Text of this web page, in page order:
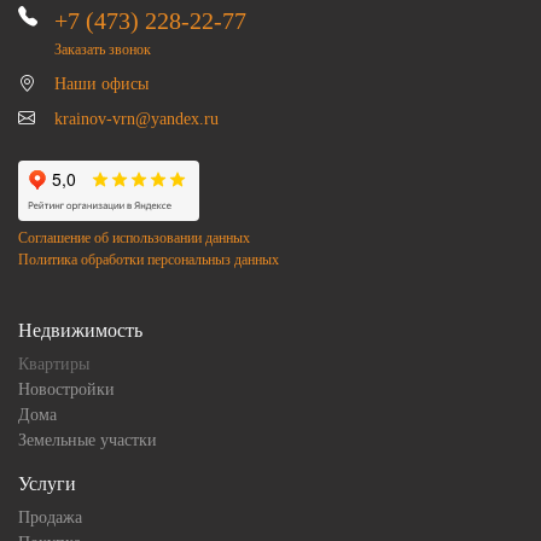
+7 (473) 228-22-77
Заказать звонок
Наши офисы
krainov-vrn@yandex.ru
Соглашение об использовании данных
Политика обработки персональныз данных
Недвижимость
Квартиры
Новостройки
Дома
Земельные участки
Услуги
Продажа